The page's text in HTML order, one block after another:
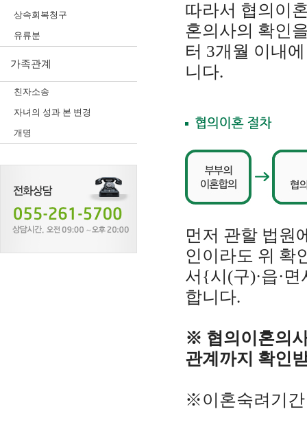
상속회복청구
유류분
가족관계
친자소송
자녀의 성과 본 변경
개명
따라서 협의이
혼의사의 확인
터 3개월 이내
니다.
먼저 관할 법원
인이라도 위 확
서{시(구)·읍·
합니다.
※ 협의이혼의
관계까지 확인
※이혼숙려기간